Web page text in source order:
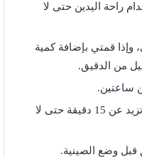
راحة اليدين حتى لا
وإذا قمتي بإضافة كمية
من الدقيق.
ساعتين.
ترك المعمول في الفرن لمدة لا تزيد عن 15 دقيقة حتى لا